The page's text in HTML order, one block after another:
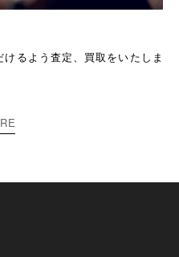
るよう査定、買取をいたしま